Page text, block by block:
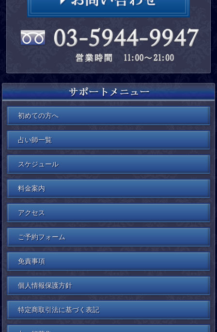
初めての方へ
占い師一覧
スケジュール
料金案内
アクセス
ご予約フォーム
免責事項
個人情報保護方針
特定商取引法に基づく表記